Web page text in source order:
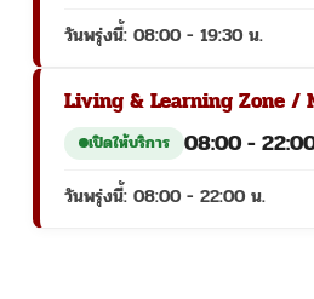
วันพรุ่งนี้: 08:00 - 19:30 น.
Living & Learning Zone /
เปิดให้บริการ 08:00 -
วันพรุ่งนี้: 08:00 - 22:00 น.